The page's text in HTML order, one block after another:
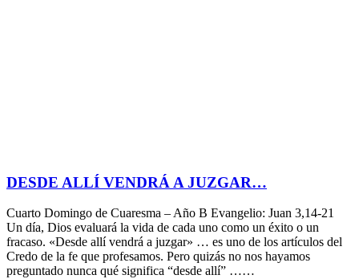
DESDE ALLÍ VENDRÁ A JUZGAR…
Cuarto Domingo de Cuaresma – Año B Evangelio: Juan 3,14-21
Un día, Dios evaluará la vida de cada uno como un éxito o un
fracaso. «Desde allí vendrá a juzgar» … es uno de los artículos del
Credo de la fe que profesamos. Pero quizás no nos hayamos
preguntado nunca qué significa “desde allí” ……